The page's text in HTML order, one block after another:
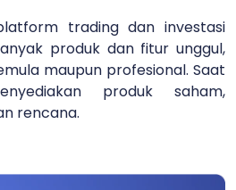
trading dan investasi
produk dan fitur unggul,
maupun profesional. Saat
produk saham,
rencana.